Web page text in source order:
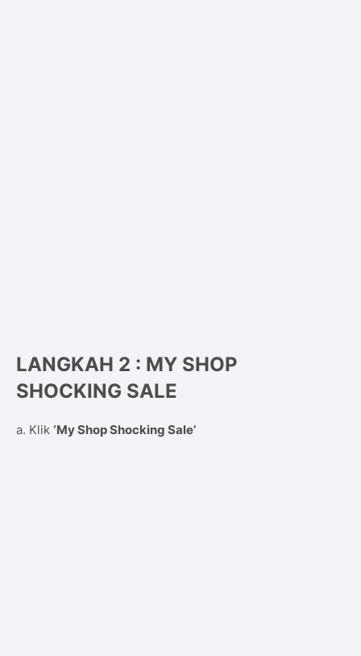
LANGKAH 2 : MY SHOP
SHOCKING SALE
a. Klik ‘My Shop Shocking Sale’